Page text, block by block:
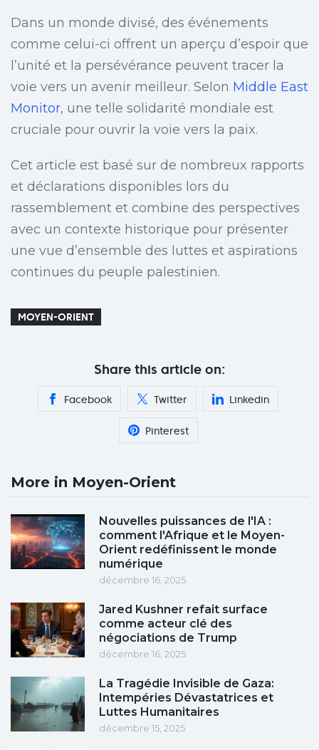
Dans un monde divisé, des événements
comme celui-ci offrent un aperçu d’espoir que
l’unité et la persévérance peuvent tracer la
voie vers un avenir meilleur. Selon Middle East
Monitor, une telle solidarité mondiale est
cruciale pour ouvrir la voie vers la paix.
Cet article est basé sur de nombreux rapports
et déclarations disponibles lors du
rassemblement et combine des perspectives
avec un contexte historique pour présenter
une vue d’ensemble des luttes et aspirations
continues du peuple palestinien.
MOYEN-ORIENT
Share this article on:
Facebook Twitter Linkedin
Pinterest
More in Moyen-Orient
Nouvelles puissances de l'IA :
comment l'Afrique et le Moyen-
Orient redéfinissent le monde
numérique
décembre 16, 2025
Jared Kushner refait surface
comme acteur clé des
négociations de Trump
décembre 16, 2025
La Tragédie Invisible de Gaza:
Intempéries Dévastatrices et
Luttes Humanitaires
décembre 15, 2025